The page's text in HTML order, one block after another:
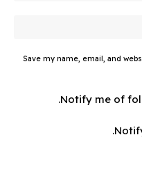
Save my name, email, and
Notify me of